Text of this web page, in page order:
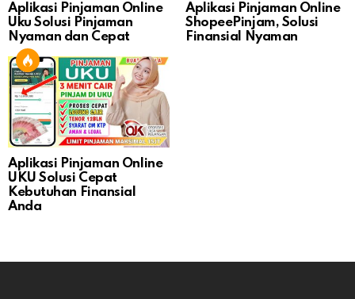
Aplikasi Pinjaman Online
Uku Solusi Pinjaman
Nyaman dan Cepat
Aplikasi Pinjaman Online
ShopeePinjam, Solusi
Finansial Nyaman
Aplikasi Pinjaman Online
UKU Solusi Cepat
Kebutuhan Finansial
Anda